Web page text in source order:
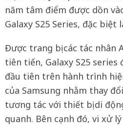
năm tâm điểm được dồn
Galaxy S25 Series, đặc biệt
Được trang bị các tác nhân
tiên tiến, Galaxy S25
đầu tiên trên hành trình
của Samsung nhằm thay
tương tác với thiết bị di
quanh. Bên cạnh đó, vi xử